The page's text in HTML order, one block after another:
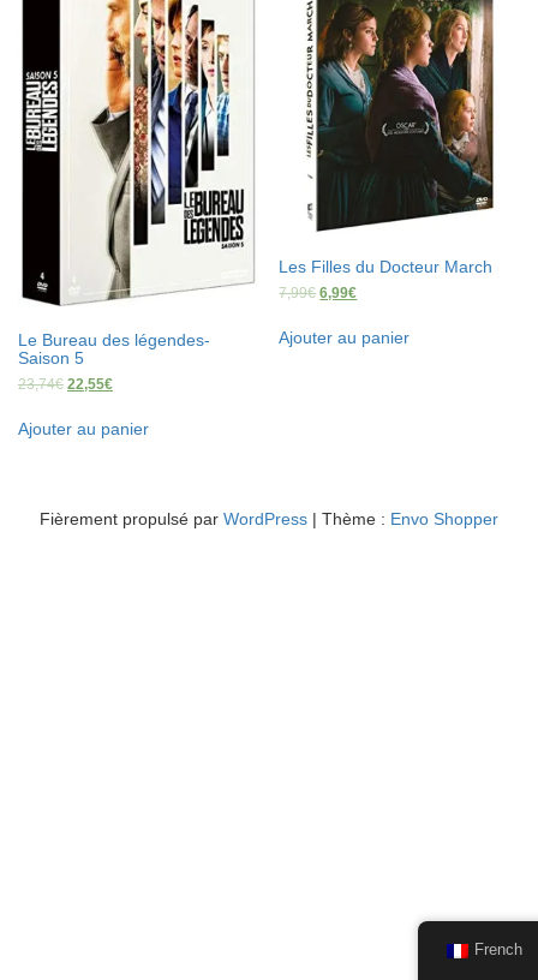
Le Bureau des légendes-
Saison 5
23,74€ 22,55€
Ajouter au panier
Les Filles du Docteur March
7,99€ 6,99€
Ajouter au panier
Fièrement propulsé par WordPress | Thème : Envo Shopper
French